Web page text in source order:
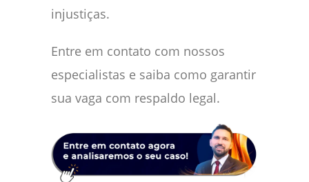
injustiças.
Entre em contato com nossos
especialistas e saiba como garantir
sua vaga com respaldo legal.